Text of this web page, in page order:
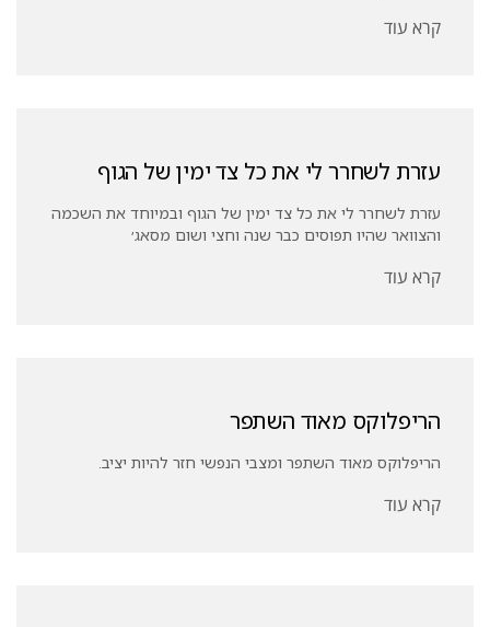
קרא עוד
עזרת לשחרר לי את כל צד ימין של הגוף
עזרת לשחרר לי את כל צד ימין של הגוף ובמיוחד את השכמה
והצוואר שהיו תפוסים כבר שנה וחצי ושום מסאג׳
קרא עוד
הריפלוקס מאוד השתפר
הריפלוקס מאוד השתפר ומצבי הנפשי חזר להיות יציב.
קרא עוד